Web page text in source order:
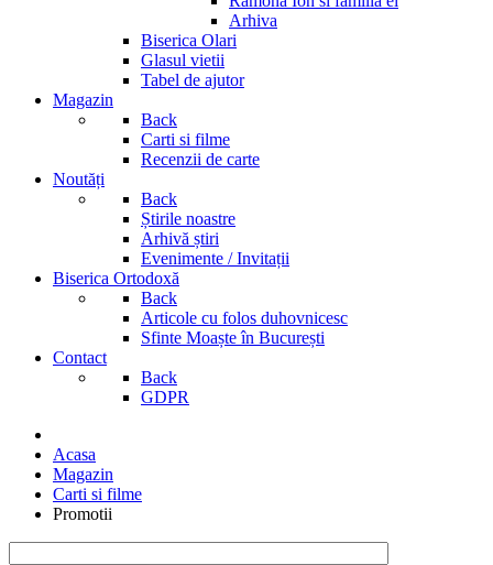
Arhiva
Biserica Olari
Glasul vietii
Tabel de ajutor
Magazin
Back
Carti si filme
Recenzii de carte
Noutăți
Back
Știrile noastre
Arhivă știri
Evenimente / Invitații
Biserica Ortodoxă
Back
Articole cu folos duhovnicesc
Sfinte Moaște în București
Contact
Back
GDPR
Acasa
Magazin
Carti si filme
Promotii